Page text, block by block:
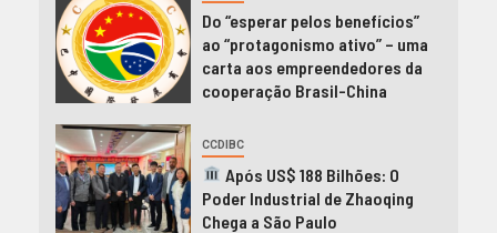
Do “esperar pelos benefícios”
ao “protagonismo ativo” – uma
carta aos empreendedores da
cooperação Brasil-China
CCDIBC
Após US$ 188 Bilhões: O
Poder Industrial de Zhaoqing
Chega a São Paulo